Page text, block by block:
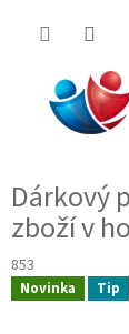
Dárkový
zboží v
853
Novinka Tip